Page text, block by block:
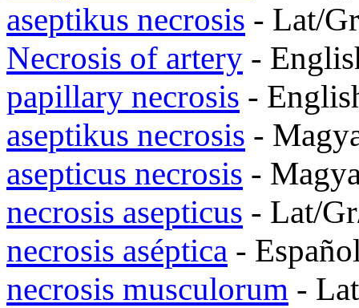
aseptikus necrosis - Lat/
Necrosis of artery -
papillary necrosis -
aseptikus necrosis -
asepticus necrosis -
necrosis asepticus - Lat/
necrosis aséptica -
necrosis musculorum -